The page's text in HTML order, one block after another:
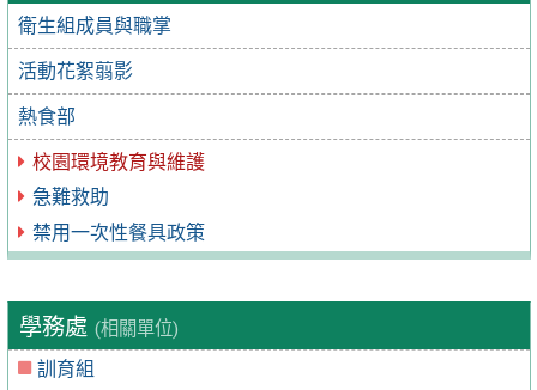
衛生組成員與職掌
活動花絮翦影
熱食部
校園環境教育與維護
急難救助
禁用一次性餐具政策
學務處 (相關單位)
訓育組